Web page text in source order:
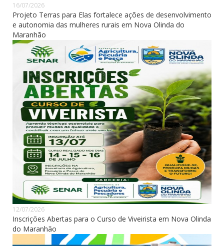
16/07/2026
Projeto Terras para Elas fortalece ações de desenvolvimento
e autonomia das mulheres rurais em Nova Olinda do
Maranhão
12/07/2026
Inscrições Abertas para o Curso de Viveirista em Nova Olinda
do Maranhão